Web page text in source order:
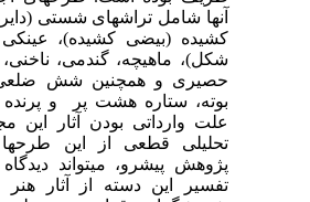
آنها شامل تراشهای شستی (دایره
کشیده (بیضی کشیده)، عینکی (دایره
شکل)، ماهیچه، گندمی، ناخنی، کنگره
حصیری و همچنین شش ضلعی
بوته، ستاره هشت پر و پرنده است.
علت وارداتی بودن آثار این مجموعه،
تحلیلی قطعی از این طرحها ارائه
پژوهش پیشرو، میتواند دیدگاه جدیدی
تفسیر این دسته از آثار هنر قاجار در